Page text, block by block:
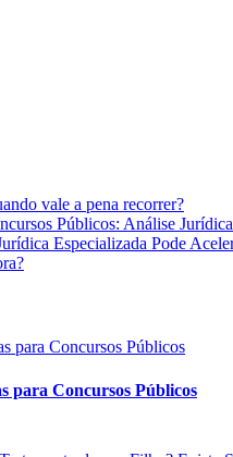
vale a pena recorrer?
Públicos: Análise
Especializada Pode
para Concursos Públicos